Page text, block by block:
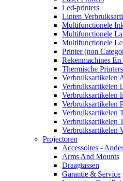
Led-printers
Linten
Multifunctionele
Multifunctionele
Multifunctionele
Printer (non
Rekenmachines
Thermische Printers
Verbruiksartikelen
Verbruiksartikelen
Verbruiksartikelen
Verbruiksartikelen
Verbruiksartikelen
Verbruiksartikelen
Verbruiksartikelen
Projectoren
Accessoires -
Arms And Mounts
Draagtassen
Garantie & Service